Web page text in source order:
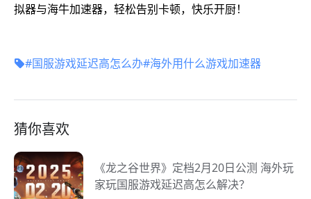
拟器与海牛加速器，轻松告别卡顿，快乐开厨！
#国服游戏延迟高怎么办#海外用什么游戏加速器
猜你喜欢
《龙之谷世界》定档2月20日公测 海外玩
家玩国服游戏延迟高怎么解决？